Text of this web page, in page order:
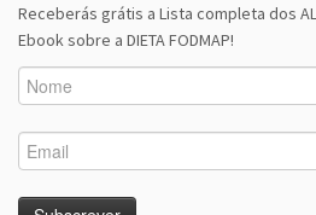
Receberás grátis a Lista completa dos
Ebook sobre a DIETA FODMAP!